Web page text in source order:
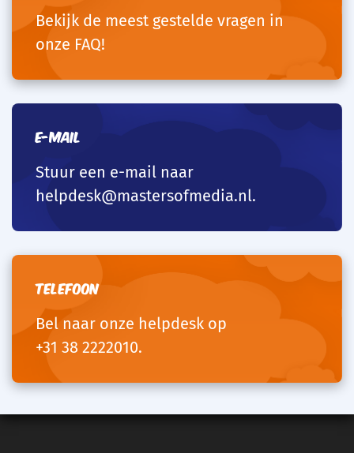
Bekijk de meest gestelde vragen in
onze FAQ!
E-mail
Stuur een e-mail naar
helpdesk@mastersofmedia.nl.
Telefoon
Bel naar onze helpdesk op
+31 38 2222010.